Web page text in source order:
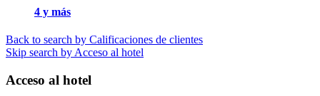
4 y más
Back to search by Calificaciones de clientes
Skip search by Acceso al hotel
Acceso al hotel